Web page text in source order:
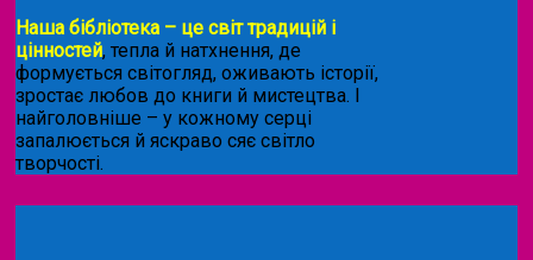
Наша бібліотека – це світ традицій і
цінностей, тепла й натхнення, де
формується світогляд, оживають історії,
зростає любов до книги й мистецтва. І
найголовніше – у кожному серці
запалюється й яскраво сяє світло
творчості.